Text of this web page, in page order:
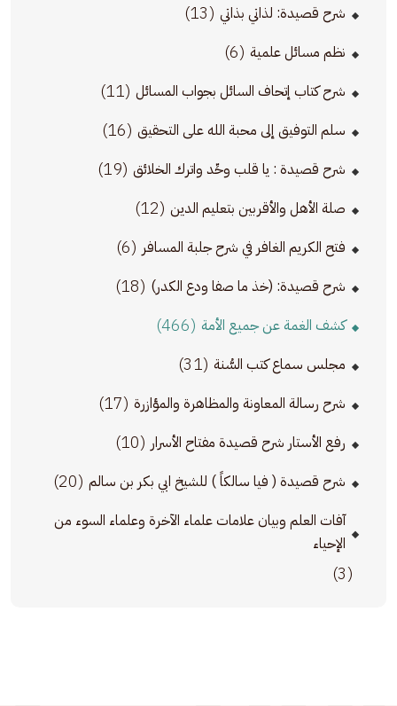
شرح قصيدة: لذاتي بذاتي (13)
نظم مسائل علمية (6)
شرح كتاب إتحاف السائل بجواب المسائل (11)
سلم التوفيق إلى محبة الله على التحقيق (16)
شرح قصيدة : يا قلب وحِّد واترك الخلائق (19)
صلة الأهل والأقربين بتعليم الدين (12)
فتح الكريم الغافر في شرح جلبة المسافر (6)
شرح قصيدة: (خذ ما صفا ودع الكدر) (18)
كشف الغمة عن جميع الأمة (466)
مجلس سماع كتب السُّنة (31)
شرح رسالة المعاونة والمظاهرة والمؤازرة (17)
رفع الأستار شرح قصيدة مفتاح الأسرار (10)
شرح قصيدة ( فيا سالكاً ) للشيخ ابي بكر بن سالم (20)
آفات العلم وبيان علامات علماء الآخرة وعلماء السوء من
الإحياء
(3)